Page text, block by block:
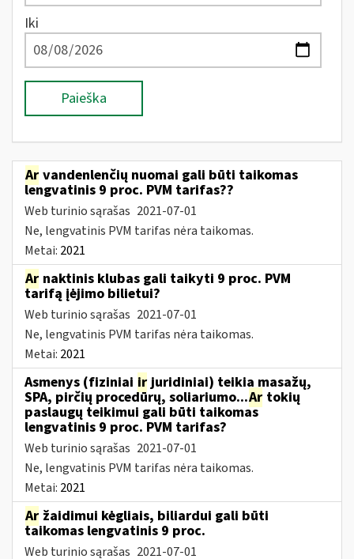
Iki
Paieška
Ar vandenlenčių nuomai gali būti taikomas
lengvatinis 9 proc. PVM tarifas??
Web turinio sąrašas 2021-07-01
Ne, lengvatinis PVM tarifas nėra taikomas.
Metai: 2021
Ar naktinis klubas gali taikyti 9 proc. PVM
tarifą įėjimo bilietui?
Web turinio sąrašas 2021-07-01
Ne, lengvatinis PVM tarifas nėra taikomas.
Metai: 2021
Asmenys (fiziniai irjuridiniai) teikia masažų,
SPA, pirčių procedūrų, soliariumo...Ar tokių
paslaugų teikimui gali būti taikomas
lengvatinis 9 proc. PVM tarifas?
Web turinio sąrašas 2021-07-01
Ne, lengvatinis PVM tarifas nėra taikomas.
Metai: 2021
Ar žaidimui kėgliais, biliardui gali būti
taikomas lengvatinis 9 proc.
Web turinio sąrašas 2021-07-01